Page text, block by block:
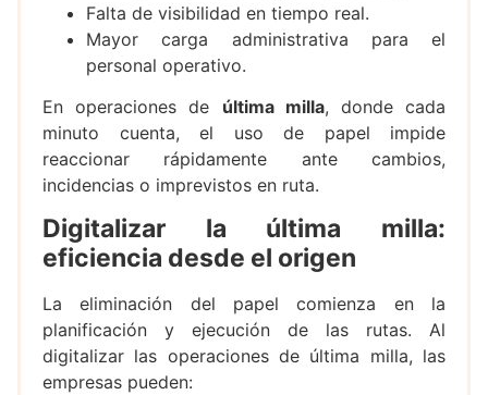
Falta de visibilidad en tiempo real.
Mayor carga administrativa para el
personal operativo.
En operaciones de última milla, donde cada
minuto cuenta, el uso de papel impide
reaccionar rápidamente ante cambios,
incidencias o imprevistos en ruta.
Digitalizar la última milla:
eficiencia desde el origen
La eliminación del papel comienza en la
planificación y ejecución de las rutas. Al
digitalizar las operaciones de última milla, las
empresas pueden: